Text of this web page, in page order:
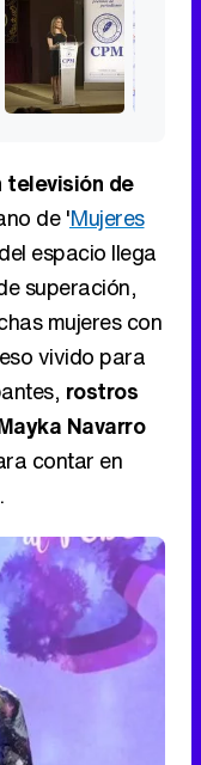
televisión de
de 'Mujeres
espacio llega
superación,
mujeres con
vivido para
rostros
Navarro
contar en